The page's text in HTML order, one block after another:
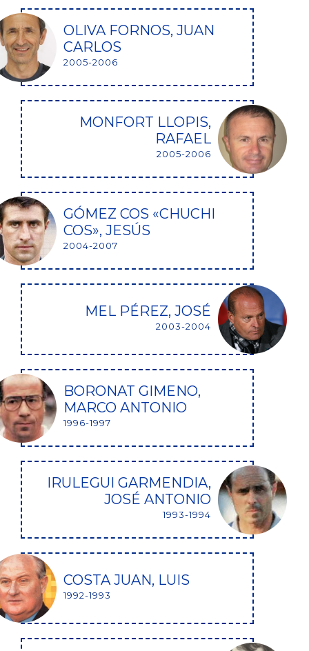
OLIVA FORNOS, JUAN
CARLOS
2005-2006
MONFORT LLOPIS,
RAFAEL
2005-2006
GÓMEZ COS «CHUCHI
COS», JESÚS
2004-2007
MEL PÉREZ, JOSÉ
2003-2004
BORONAT GIMENO,
MARCO ANTONIO
1996-1997
IRULEGUI GARMENDIA,
JOSÉ ANTONIO
1993-1994
COSTA JUAN, LUIS
1992-1993